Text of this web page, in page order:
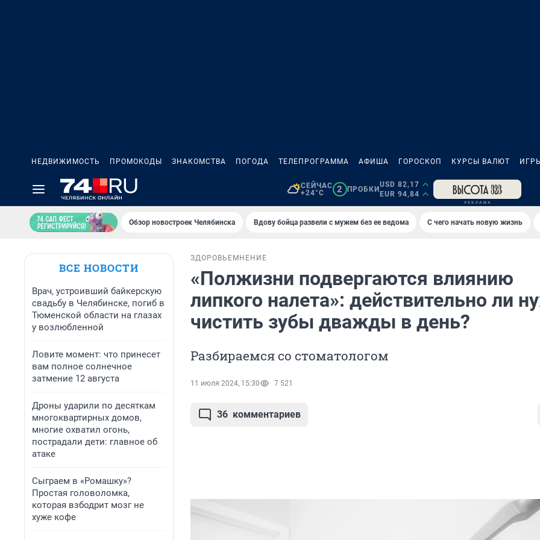
НЕДВИЖИМОСТЬ ПРОМОКОДЫ ЗНАКОМСТВА ПОГОДА ТЕЛЕПРОГРАММА АФИША ГОРОСКОП КУРСЫ ВАЛЮТ
СЕЙЧАС
+24°C
2 ПРОБКИ
USD 82,17
EUR 94,84
Обзор новостроек Челябинска Вдову бойца развели с мужем без ее ведома С чего начать новую жизнь
ВСЕ НОВОСТИ
Врач, устроивший байкерскую
свадьбу в Челябинске, погиб в
Тюменской области на глазах
у возлюбленной
Ловите момент: что принесет
вам полное солнечное
затмение 12 августа
Дроны ударили по десяткам
многоквартирных домов,
многие охватил огонь,
пострадали дети: главное об
атаке
Сыграем в «Ромашку»?
Простая головоломка,
которая взбодрит мозг не
хуже кофе
ЗДОРОВЬЕ МНЕНИЕ
«Полжизни подвергаются влиянию
липкого налета»: действительно ли
чистить зубы дважды в день?
Разбираемся со стоматологом
11 июля 2024, 15:30 7 521
36 комментариев